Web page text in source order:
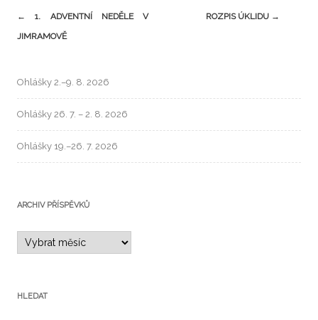
←
1. ADVENTNÍ NEDĚLE V
JIMRAMOVĚ
ROZPIS ÚKLIDU →
Ohlášky 2.–9. 8. 2026
Ohlášky 26. 7. – 2. 8. 2026
Ohlášky 19.–26. 7. 2026
ARCHIV PŘÍSPĚVKŮ
HLEDAT